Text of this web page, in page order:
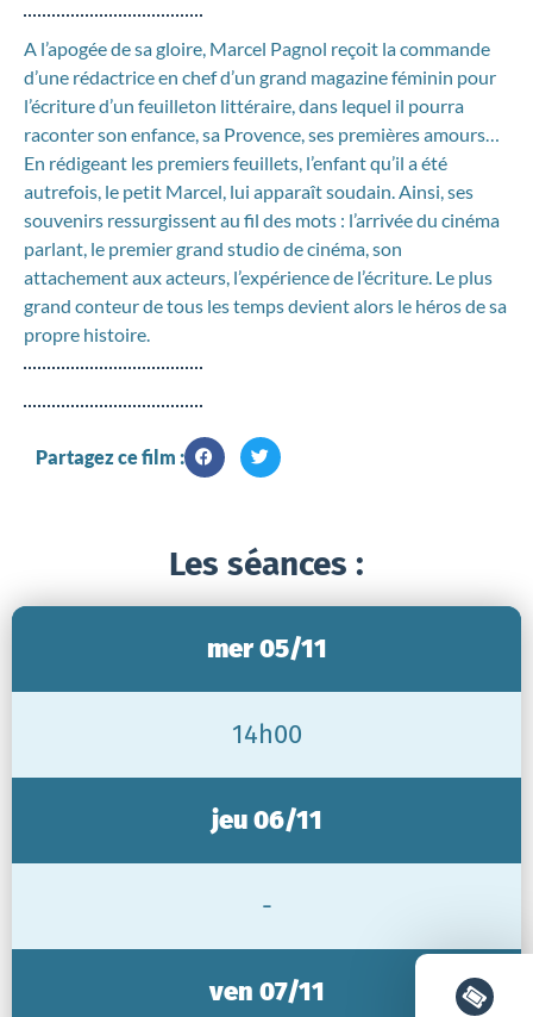
A l’apogée de sa gloire, Marcel Pagnol reçoit la commande
d’une rédactrice en chef d’un grand magazine féminin pour
l’écriture d’un feuilleton littéraire, dans lequel il pourra
raconter son enfance, sa Provence, ses premières amours…
En rédigeant les premiers feuillets, l’enfant qu’il a été
autrefois, le petit Marcel, lui apparaît soudain. Ainsi, ses
souvenirs ressurgissent au fil des mots : l’arrivée du cinéma
parlant, le premier grand studio de cinéma, son
attachement aux acteurs, l’expérience de l’écriture. Le plus
grand conteur de tous les temps devient alors le héros de sa
propre histoire.
Partagez ce film :
Les séances :
mer 05/11
14h00
jeu 06/11
-
ven 07/11